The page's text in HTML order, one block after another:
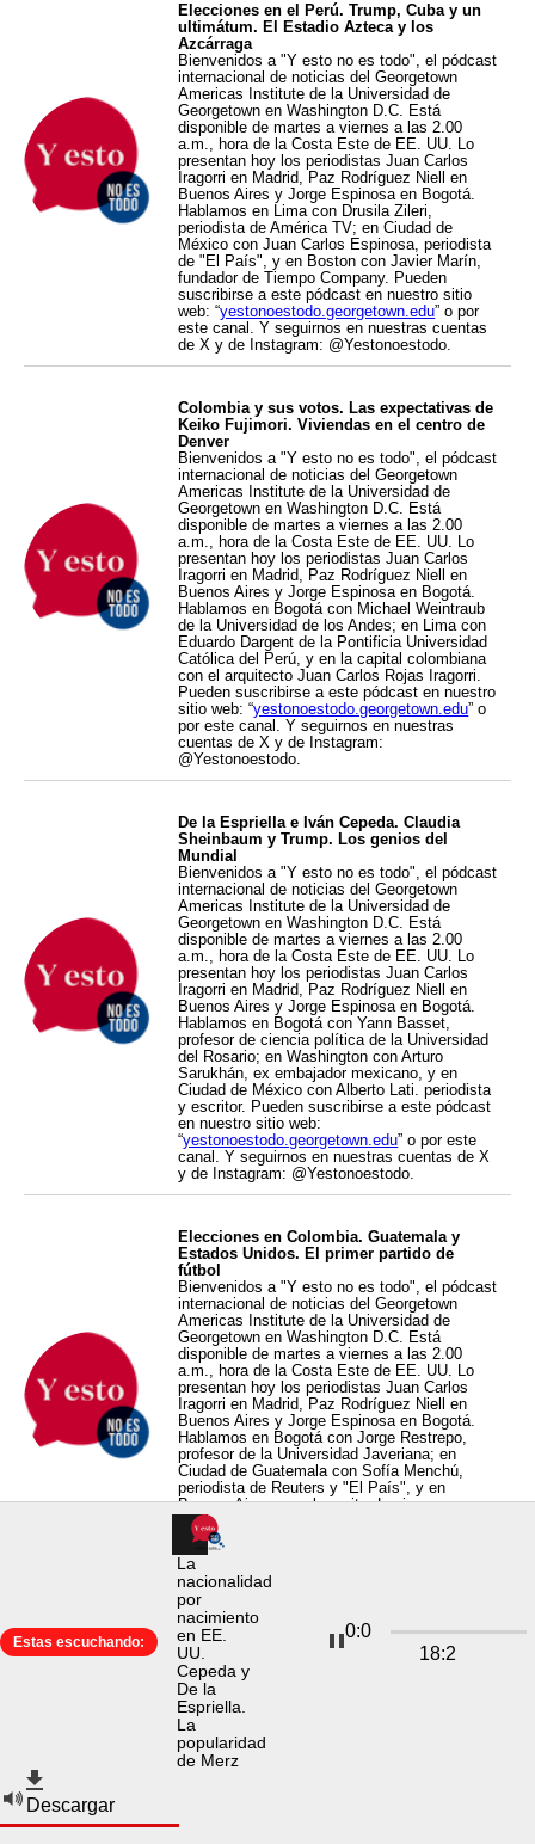
Elecciones en el Perú. Trump, Cuba y un
ultimátum. El Estadio Azteca y los
Azcárraga
Bienvenidos a "Y esto no es todo", el pódcast
internacional de noticias del Georgetown
Americas Institute de la Universidad de
Georgetown en Washington D.C. Está
disponible de martes a viernes a las 2.00
a.m., hora de la Costa Este de EE. UU. Lo
presentan hoy los periodistas Juan Carlos
Iragorri en Madrid, Paz Rodríguez Niell en
Buenos Aires y Jorge Espinosa en Bogotá.
Hablamos en Lima con Drusila Zileri,
periodista de América TV; en Ciudad de
México con Juan Carlos Espinosa, periodista
de "El País", y en Boston con Javier Marín,
fundador de Tiempo Company. Pueden
suscribirse a este pódcast en nuestro sitio
web: “yestonoestodo.georgetown.edu” o por
este canal. Y seguirnos en nuestras cuentas
de X y de Instagram: @Yestonoestodo.
Colombia y sus votos. Las expectativas de
Keiko Fujimori. Viviendas en el centro de
Denver
Bienvenidos a "Y esto no es todo", el pódcast
internacional de noticias del Georgetown
Americas Institute de la Universidad de
Georgetown en Washington D.C. Está
disponible de martes a viernes a las 2.00
a.m., hora de la Costa Este de EE. UU. Lo
presentan hoy los periodistas Juan Carlos
Iragorri en Madrid, Paz Rodríguez Niell en
Buenos Aires y Jorge Espinosa en Bogotá.
Hablamos en Bogotá con Michael Weintraub
de la Universidad de los Andes; en Lima con
Eduardo Dargent de la Pontificia Universidad
Católica del Perú, y en la capital colombiana
con el arquitecto Juan Carlos Rojas Iragorri.
Pueden suscribirse a este pódcast en nuestro
sitio web: “yestonoestodo.georgetown.edu” o
por este canal. Y seguirnos en nuestras
cuentas de X y de Instagram:
@Yestonoestodo.
De la Espriella e Iván Cepeda. Claudia
Sheinbaum y Trump. Los genios del
Mundial
Bienvenidos a "Y esto no es todo", el pódcast
internacional de noticias del Georgetown
Americas Institute de la Universidad de
Georgetown en Washington D.C. Está
disponible de martes a viernes a las 2.00
a.m., hora de la Costa Este de EE. UU. Lo
presentan hoy los periodistas Juan Carlos
Iragorri en Madrid, Paz Rodríguez Niell en
Buenos Aires y Jorge Espinosa en Bogotá.
Hablamos en Bogotá con Yann Basset,
profesor de ciencia política de la Universidad
del Rosario; en Washington con Arturo
Sarukhán, ex embajador mexicano, y en
Ciudad de México con Alberto Lati. periodista
y escritor. Pueden suscribirse a este pódcast
en nuestro sitio web:
“yestonoestodo.georgetown.edu” o por este
canal. Y seguirnos en nuestras cuentas de X
y de Instagram: @Yestonoestodo.
Elecciones en Colombia. Guatemala y
Estados Unidos. El primer partido de
fútbol
Bienvenidos a "Y esto no es todo", el pódcast
internacional de noticias del Georgetown
Americas Institute de la Universidad de
Georgetown en Washington D.C. Está
disponible de martes a viernes a las 2.00
a.m., hora de la Costa Este de EE. UU. Lo
presentan hoy los periodistas Juan Carlos
Iragorri en Madrid, Paz Rodríguez Niell en
Buenos Aires y Jorge Espinosa en Bogotá.
Hablamos en Bogotá con Jorge Restrepo,
profesor de la Universidad Javeriana; en
Ciudad de Guatemala con Sofía Menchú,
periodista de Reuters y "El País", y en
Buenos Aires con el escritor Luciano
Wernicke. Pueden suscribirse a este pódcast
en nuestro sitio web:
“yestonoestodo.georgetown.edu
canal. Y seguirnos en nuestras cuentas de X
y de Instagram: @Yestonoestodo.
Trump y las primarias en Texas. Parejas
donde el hombre es mucho menor. Normas
migratorias en EE. UU.
Bienvenidos a "Y esto no es todo", el pódcast
internacional de noticias del Georgetown
Americas Institute de la Universidad de
Georgetown en Washington D.C. Está
disponible de martes a viernes a las 2.00
Estas escuchando:
La
nacionalidad
por
nacimiento
en EE.
UU.
Cepeda y
De la
Espriella.
La
popularidad
de Merz
0:0
18:2
Descargar